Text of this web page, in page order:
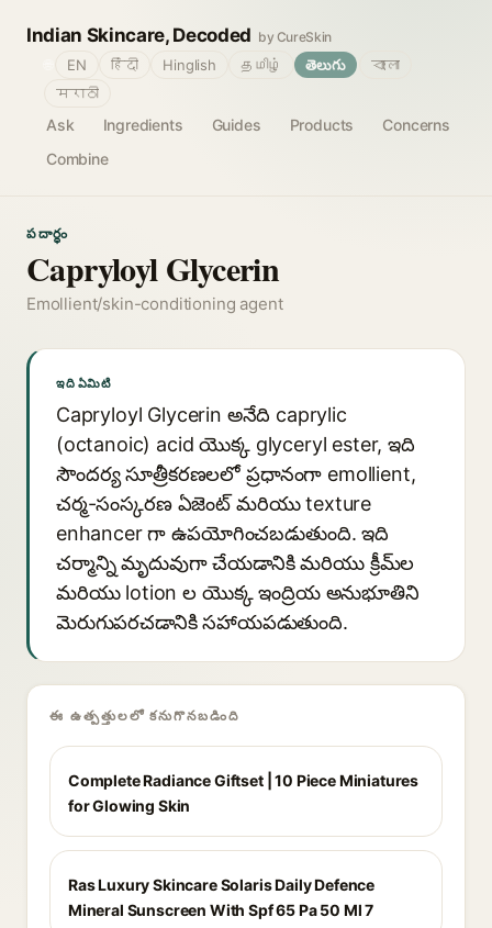
Indian Skincare, Decoded by CureSkin
Ask Ingredients Guides Products
Concerns
Combine
EN हिंदी Hinglish தமிழ் తెలుగు
বাংলা
मराठी
పదార్థం
Capryloyl Glycerin
Emollient/skin-conditioning agent
ఇది ఏమిటి
Capryloyl Glycerin అనేది caprylic
(octanoic) acid యొక్క glyceryl ester, ఇది
సౌందర్య సూత్రీకరణలలో ప్రధానంగా emollient,
చర్మ-సంస్కరణ ఏజెంట్ మరియు texture
enhancer గా ఉపయోగించబడుతుంది. ఇది
చర్మాన్ని మృదువుగా చేయడానికి మరియు క్రీమ్‌ల
మరియు lotion ల యొక్క ఇంద్రియ అనుభూతిని
మెరుగుపరచడానికి సహాయపడుతుంది.
ఈ ఉత్పత్తులలో కనుగొనబడింది
Complete Radiance Giftset | 10 Piece Miniatures
for Glowing Skin
Ras Luxury Skincare Solaris Daily Defence
Mineral Sunscreen With Spf 65 Pa 50 Ml 7